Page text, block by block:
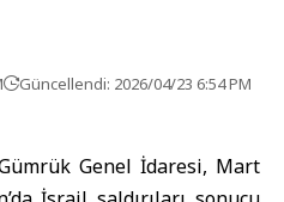
Güncellendi: 2026/04/23 6:54 PM
Genel İdaresi, Mart